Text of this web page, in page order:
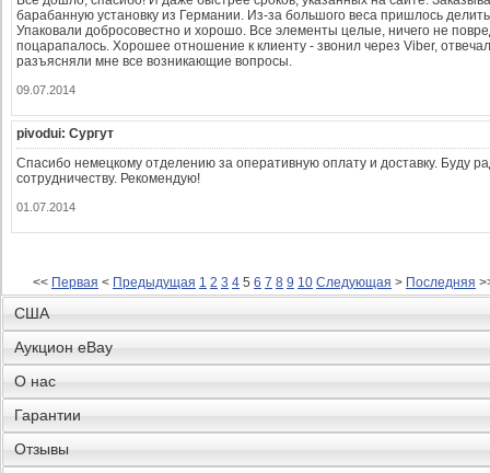
барабанную установку из Германии. Из-за большого веса пришлось
Упаковали добросовестно и хорошо. Все элементы целые, ничего не
поцарапалось. Хорошее отношение к клиенту - звонил через Viber,
разъясняли мне все возникающие вопросы.
09.07.2014
pivodui: Сургут
Спасибо немецкому отделению за оперативную оплату и доставку. Буду
сотрудничеству. Рекомендую!
01.07.2014
<< Первая < Предыдущая 1 2 3 4 5 6 7 8 9 10 Следующая > Последняя
США
Аукцион eBay
О нас
Гарантии
Отзывы